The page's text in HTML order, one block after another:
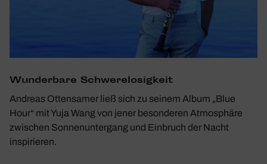
Wunder­bare Schwe­re­lo­sig­keit
Andreas Ottensamer ließ sich zu seinem Album „Blue
Hour“ mit Yuja Wang von jener besonderen Atmosphäre
zwischen Sonnenuntergang und Einbruch der Nacht
inspirieren.